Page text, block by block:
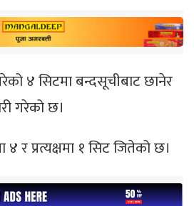
४ सिटमा बन्दसूचीबाट छानेर
गरेको छ।
४ र प्रत्यक्षमा १ सिट जितेको छ।